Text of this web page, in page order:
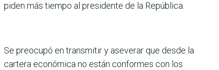
piden más tiempo al presidente de la República.
Se preocupó en transmitir y aseverar que desde la
cartera económica no están conformes con los